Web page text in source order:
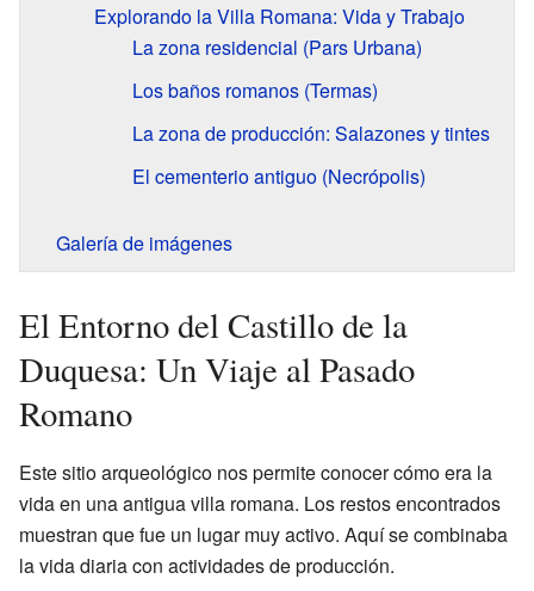
Explorando la Villa Romana: Vida y Trabajo
La zona residencial (Pars Urbana)
Los baños romanos (Termas)
La zona de producción: Salazones y tintes
El cementerio antiguo (Necrópolis)
Galería de imágenes
El Entorno del Castillo de la
Duquesa: Un Viaje al Pasado
Romano
Este sitio arqueológico nos permite conocer cómo era la
vida en una antigua villa romana. Los restos encontrados
muestran que fue un lugar muy activo. Aquí se combinaba
la vida diaria con actividades de producción.